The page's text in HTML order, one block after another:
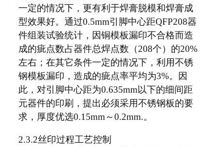
一定的情况下，更有利于焊膏脱模和焊膏成
型效果好。通过0.5mm引脚中心距QFP208器
件组装试验统计，因铜模板漏印不合格而造
成的疵点数占器件总焊点数（208个）的20%
左右；在其它条件一定的情况下，利用不锈
钢模板漏印，造成的疵点率平均为3%。因
此，对引脚中心距为0.635mm以下的细间距
元器件的印刷，提出必须采用不锈钢板的要
求，厚度优选0.15mm～0.2mm.。
2.3.2丝印过程工艺控制